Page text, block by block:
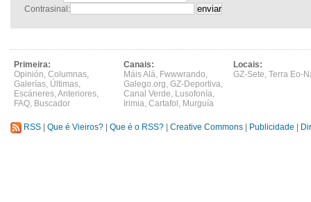
Contrasinal:
Primeira:
Opinión, Columnas,
Galerías, Últimas,
Escáneres,Anteriores,
FAQ, Buscador
Canais:
Máis Alá, Fwwwrando,
Galego.org, GZ-Deportiva,
Canal Verde, Lusofonía,
Irimia, Cartafol , Murguía
Locais:
GZ-Sete, Terra Eo-
RSS Que é Vieiros? Que é o RSS? Creative Commons Publicidade